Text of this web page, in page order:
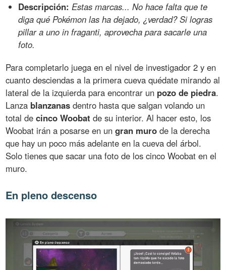
Descripción: Estas marcas... No hace falta que te
diga qué Pokémon las ha dejado, ¿verdad? Si logras
pillar a uno in fraganti, aprovecha para sacarle una
foto.
Para completarlo juega en el nivel de investigador 2 y en
cuanto desciendas a la primera cueva quédate mirando al
lateral de la izquierda para encontrar un pozo de piedra.
Lanza blanzanas dentro hasta que salgan volando un
total decinco Woobat de su interior. Al hacer esto, los
Woobat irán a posarse en ungran muro de la derecha
que hay un poco más adelante en la cueva del árbol.
Solo tienes que sacar una foto de los cinco Woobat en el
muro.
En pleno descenso